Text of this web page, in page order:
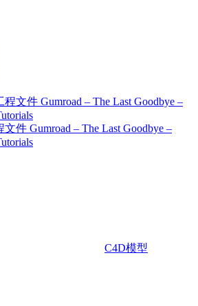
件 Gumroad – The Last Goodbye –
C4D模型